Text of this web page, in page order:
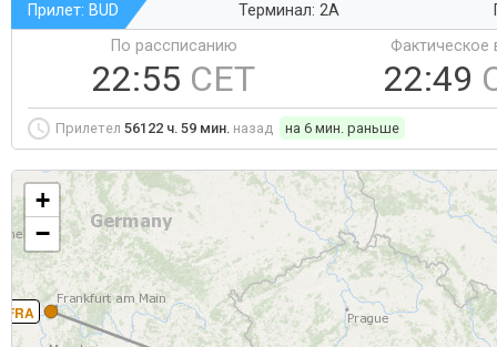
Прилет: BUD Терминал: 2A
По рассписанию
22:55 CET
Фактическое
22:49
Прилетел 56122 ч. 59 мин. назад на 6 мин. раньше
FRA
+
−